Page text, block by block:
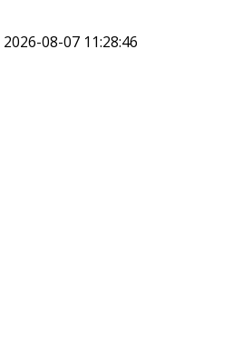
2026-08-07 11:28:46